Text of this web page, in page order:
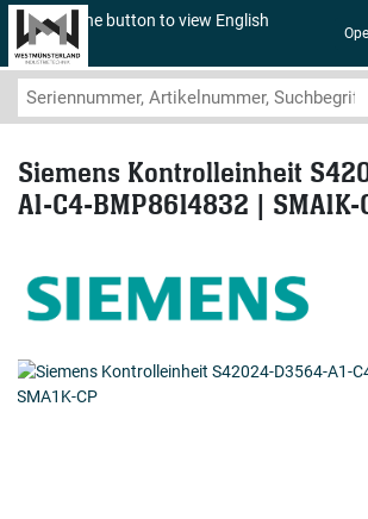
Click on the button to view English
contents.
Siemens Kontrolleinheit
A1-C4-BMP8614832 | SMA1K-